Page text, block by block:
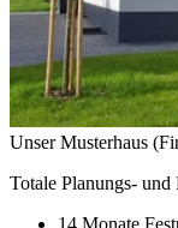
Unser Musterhaus
Totale Planungs-
14 Monate